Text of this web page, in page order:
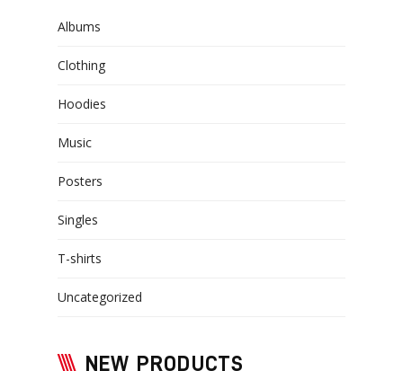
Albums
Clothing
Hoodies
Music
Posters
Singles
T-shirts
Uncategorized
NEW PRODUCTS